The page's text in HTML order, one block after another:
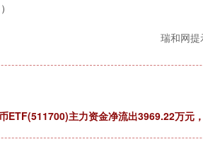
瑞和网提
ETF(511700)主力资金净流出3969.22万元